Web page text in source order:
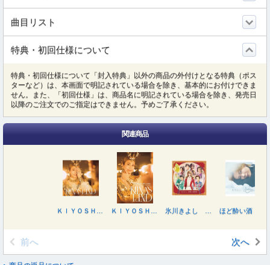
曲目リスト
特典・初回仕様について
特典・初回仕様について「封入特典」以外の商品の外付けとなる特典（ポス
ターなど）は、本画面で明記されている場合を除き、基本的にお付けできま
せん。また、「初回仕様」は、商品名に明記されている場合を除き、発売日
以降のご注文でのご指定はできません。予めご了承ください。
関連商品
ほど酔い酒
前へ 次へ